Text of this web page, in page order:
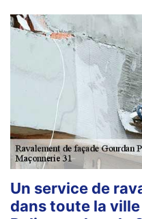
Un service de
dans toute la